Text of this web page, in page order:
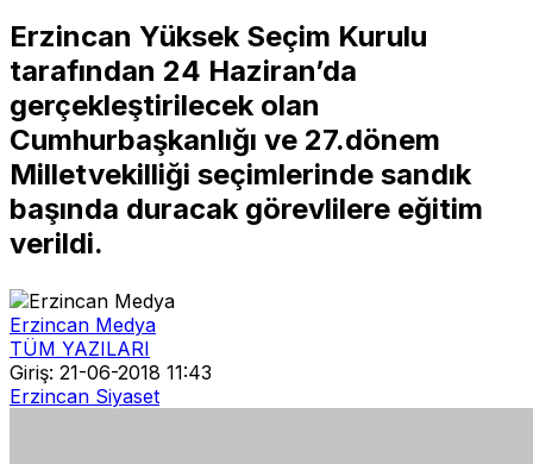
Erzincan Yüksek Seçim Kurulu
tarafından 24 Haziran’da
gerçekleştirilecek olan
Cumhurbaşkanlığı ve 27.dönem
Milletvekilliği seçimlerinde sandık
başında duracak görevlilere eğitim
verildi.
Erzincan Medya
TÜM YAZILARI
Giriş: 21-06-2018 11:43
Erzincan Siyaset